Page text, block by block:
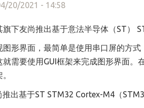
20/2021 - 14:58
旗下友尚推出基于意法半导体（ST）
形界面，最简单是使用串口屏的方
需要使用GUI框架来完成图形界面